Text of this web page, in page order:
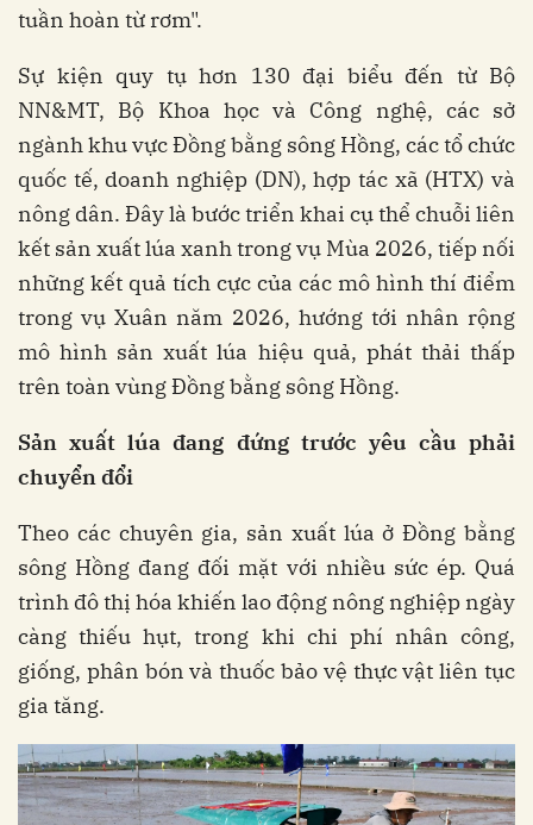
tuần hoàn từ rơm".
Sự kiện quy tụ hơn 130 đại biểu đến từ Bộ
NN&MT, Bộ Khoa học và Công nghệ, các sở
ngành khu vực Đồng bằng sông Hồng, các tổ chức
quốc tế, doanh nghiệp (DN), hợp tác xã (HTX) và
nông dân. Đây là bước triển khai cụ thể chuỗi liên
kết sản xuất lúa xanh trong vụ Mùa 2026, tiếp nối
những kết quả tích cực của các mô hình thí điểm
trong vụ Xuân năm 2026, hướng tới nhân rộng
mô hình sản xuất lúa hiệu quả, phát thải thấp
trên toàn vùng Đồng bằng sông Hồng.
Sản xuất lúa đang đứng trước yêu cầu phải
chuyểnđổi
Theo các chuyên gia, sản xuất lúa ở Đồng bằng
sông Hồng đang đối mặt với nhiều sức ép. Quá
trình đô thị hóa khiến lao động nông nghiệp ngày
càng thiếu hụt, trong khi chi phí nhân công,
giống, phân bón và thuốc bảo vệ thực vật liên tục
gia tăng.